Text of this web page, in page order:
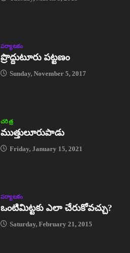
పర్యాటకం
ప్రొద్దుటూరు పట్టణం
Sunday, November 5, 2017
చరిత్ర
ముత్తులూరుపాడు
Friday, January 15, 2021
పర్యాటకం
ఒంటిమిట్టకు ఎలా చేరుకోవచ్చు?
Saturday, February 21, 2015